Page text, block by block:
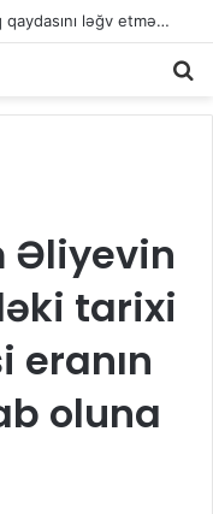
Tramp ABŞ-də doğumla vətəndaşlıq qaydasını ləğv etmək istəyir
Əliyevin
tarixi
eranın
oluna